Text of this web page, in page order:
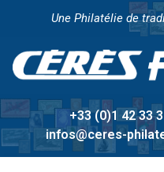
Une Philatélie de
+33 (0)1 42 33
infos@ceres-